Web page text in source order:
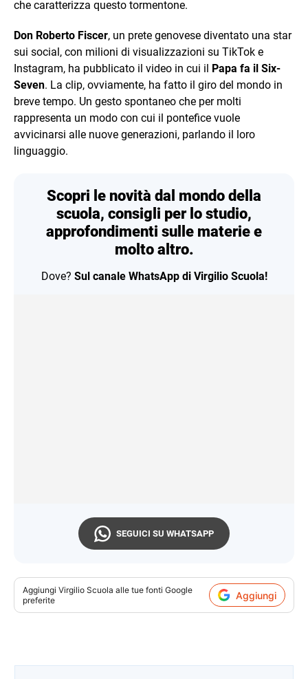
che caratterizza questo tormentone.
Don Roberto Fiscer, un prete genovese diventato una star
sui social, con milioni di visualizzazioni su TikTok e
Instagram, ha pubblicato il video in cui il Papa fa il Six-
Seven. La clip, ovviamente, ha fatto il giro del mondo in
breve tempo. Un gesto spontaneo che per molti
rappresenta un modo con cui il pontefice vuole
avvicinarsi alle nuove generazioni, parlando il loro
linguaggio.
Scopri le novità dal mondo della
scuola, consigli per lo studio,
approfondimenti sulle materie e
molto altro.
Dove? Sul canale WhatsApp di Virgilio Scuola!
SEGUICI SU WHATSAPP
Aggiungi Virgilio Scuola alle tue fonti Google
preferite
Aggiungi